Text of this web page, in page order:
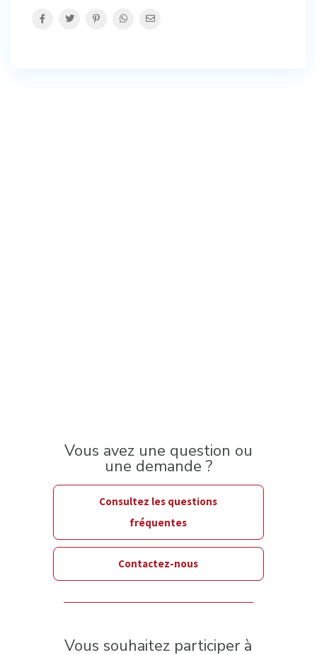
Vous avez une question ou
une demande ?
Consultez les questions
fréquentes
Contactez-nous
Vous souhaitez participer à